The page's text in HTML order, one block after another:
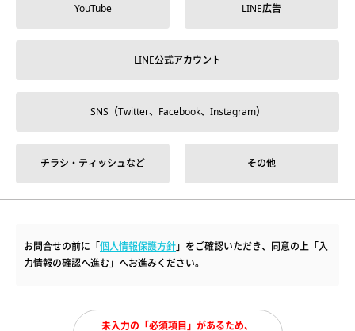
YouTube LINE広告
LINE公式アカウント
SNS（Twitter、Facebook、Instagram）
チラシ・ティッシュなど その他
お問合せの前に「個人情報保護方針」をご確認いただき、同意の上「入
力情報の確認へ進む」へお進みください。
未入力の「必須項目」があるため、